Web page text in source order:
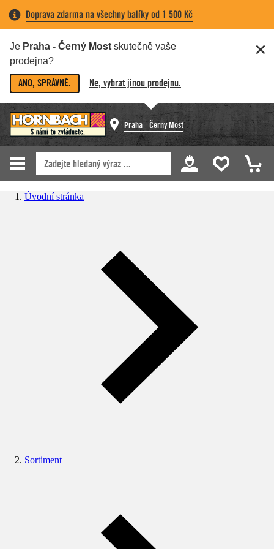
Doprava zdarma na všechny balíky od 1 500 Kč
Je Praha - Černý Most skutečně vaše
prodejna?
ANO, SPRÁVNĚ. Ne, vybrat jinou prodejnu.
Praha - Černý Most
Úvodní stránka
Sortiment